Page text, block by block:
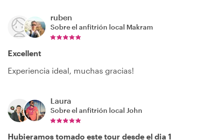
ruben
Sobre el anfitrión local Makram
Excellent
Experiencia ideal, muchas gracias!
Laura
Sobre el anfitrión local John
Hubieramos tomado este tour desde el dia 1